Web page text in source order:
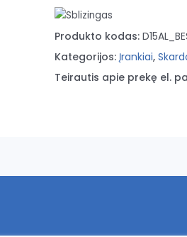
Produkto kodas:
Kategorijos: Įrankiai,
Teirautis apie prekę el.